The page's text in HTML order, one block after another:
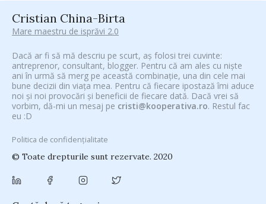
Cristian China-Birta
Mare maestru de isprăvi 2.0
Dacă ar fi să mă descriu pe scurt, aș folosi trei cuvinte:
antreprenor, consultant, blogger. Pentru că am ales cu niște
ani în urmă să merg pe această combinație, una din cele mai
bune decizii din viața mea. Pentru că fiecare ipostază îmi aduce
noi și noi provocări și beneficii de fiecare dată. Dacă vrei să
vorbim, dă-mi un mesaj pe cristi@kooperativa.ro. Restul fac
eu :D
Politica de confidențialitate
© Toate drepturile sunt rezervate. 2020